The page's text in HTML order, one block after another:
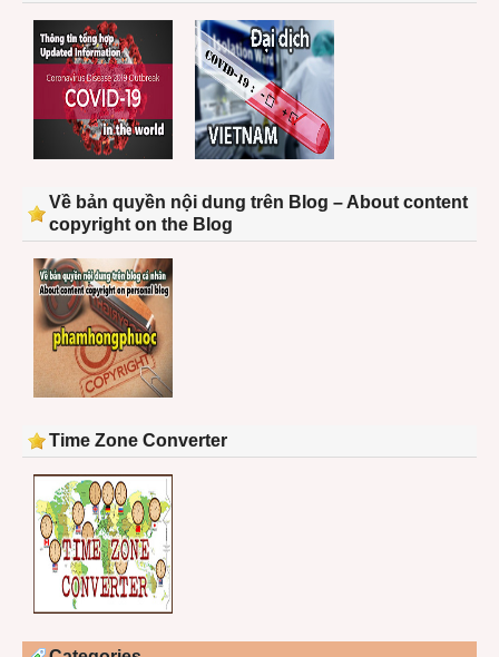
Về bản quyền nội dung trên Blog – About content
copyright on the Blog
Time Zone Converter